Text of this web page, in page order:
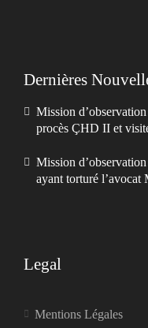
Dernières
Mission
procès ÇHD II et
Mission
ayant torturé
Legal
Mentions Légales